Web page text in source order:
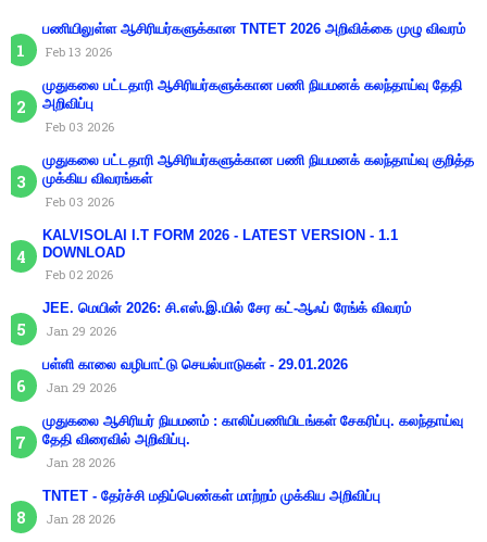
பணியிலுள்ள ஆசிரியர்களுக்கான TNTET 2026 அறிவிக்கை முழு விவரம்
Feb 13 2026
முதுகலை பட்டதாரி ஆசிரியர்களுக்கான பணி நியமனக் கலந்தாய்வு தேதி
அறிவிப்பு
Feb 03 2026
முதுகலை பட்டதாரி ஆசிரியர்களுக்கான பணி நியமனக் கலந்தாய்வு குறித்த
முக்கிய விவரங்கள்
Feb 03 2026
KALVISOLAI I.T FORM 2026 - LATEST VERSION - 1.1
DOWNLOAD
Feb 02 2026
JEE. மெயின் 2026: சி.எஸ்.இ.யில் சேர கட்-ஆஃப் ரேங்க் விவரம்
Jan 29 2026
பள்ளி காலை வழிபாட்டு செயல்பாடுகள் - 29.01.2026
Jan 29 2026
முதுகலை ஆசிரியர் நியமனம் : காலிப்பணியிடங்கள் சேகரிப்பு. கலந்தாய்வு
தேதி விரைவில் அறிவிப்பு.
Jan 28 2026
TNTET - தேர்ச்சி மதிப்பெண்கள் மாற்றம் முக்கிய அறிவிப்பு
Jan 28 2026